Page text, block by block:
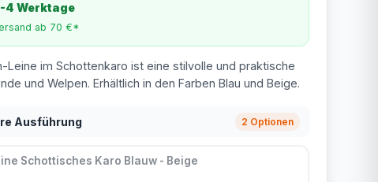
4 Werktage
ab 70 €*
Leine im Schottenkaro ist eine stilvolle und praktische
und Welpen. Erhältlich in den Farben Blau und Beige.
Ausführung 2 Optionen
Schottisches Karo Blauw - Beige